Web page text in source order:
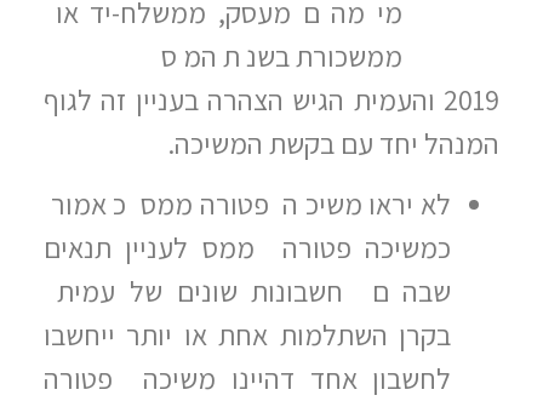
מי מה ם מעסק, ממשלח-יד או
ממשכורת בשנ ת המ ס
2019 והעמית הגיש הצהרה בעניין זה לגוף
המנהל יחד עם בקשת המשיכה.
לא יראו משיכ ה פטורה ממס כ אמור
כמשיכה פטורה ממס לעניין תנאים
שבה ם חשבונות שונים של עמית
בקרן השתלמות אחת או יותר ייחשבו
לחשבון אחד דהיינו משיכה פטורה